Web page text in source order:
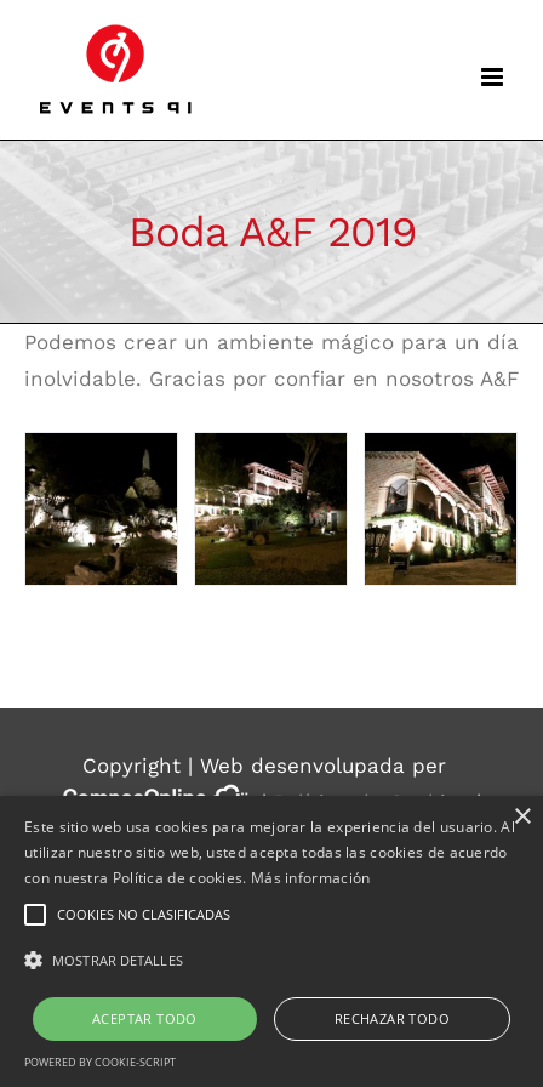
Boda A&F 2019
Podemos crear un ambiente mágico para un día
inolvidable. Gracias por confiar en nosotros A&F
Copyright | Web desenvolupada per
| Política de Cookies
|
Política de privacidad|Aviso Legal| Política
Ambiental
×
Este sitio web usa cookies para mejorar la experiencia del usuario. Al
utilizar nuestro sitio web, usted acepta todas las cookies de acuerdo
con nuestra Política de cookies. Más información
COOKIES NO CLASIFICADAS
MOSTRAR DETALLES
ACEPTAR TODO RECHAZAR TODO
POWERED BY COOKIE-SCRIPT